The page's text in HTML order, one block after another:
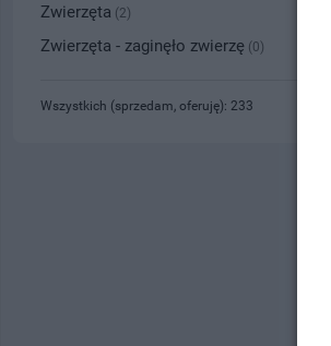
Zwierzęta (2)
Zwierzęta - zaginęło zwierzę (0)
Wszystkich (sprzedam, oferuję): 233